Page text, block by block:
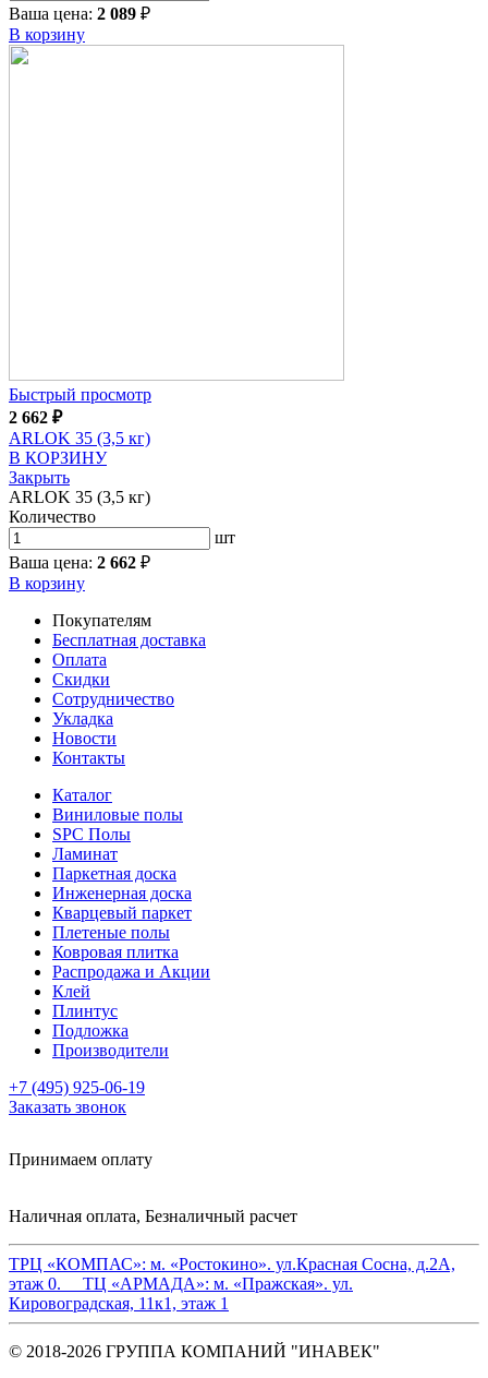
Ваша цена: 2 089 ₽
В корзину
Быстрый просмотр
2 662 ₽
ARLOK 35 (3,5 кг)
В КОРЗИНУ
Закрыть
ARLOK 35 (3,5 кг)
Количество
шт
Ваша цена: 2 662 ₽
В корзину
Покупателям
Бесплатная доставка
Оплата
Скидки
Сотрудничество
Укладка
Новости
Контакты
Каталог
Виниловые полы
SPC Полы
Ламинат
Паркетная доска
Инженерная доска
Кварцевый паркет
Плетеные полы
Ковровая плитка
Распродажа и Акции
Клей
Плинтус
Подложка
Производители
+7 (495) 925-06-19
Заказать звонок
Принимаем оплату
Наличная оплата, Безналичный расчет
ТРЦ «КОМПАС»: м. «Ростокино». ул.Красная Сосна, д.2А,
этаж 0. ТЦ «АРМАДА»: м. «Пражская». ул.
Кировоградская, 11к1, этаж 1
© 2018-2026 ГРУППА КОМПАНИЙ "ИНАВЕК"